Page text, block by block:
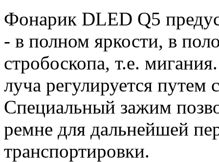
Фонарик DLED Q5
- в полном яркости, в
стробоскопа, т.е.
луча регулируется
Специальный зажим
ремне для дальнейшей
транспортировки.